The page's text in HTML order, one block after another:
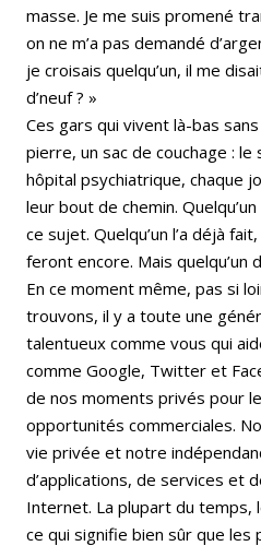
masse. Je me suis promené
on ne m’a pas demandé
je croisais quelqu’un, il me
d’neuf ? »
Ces gars qui vivent là-bas
pierre, un sac de couchage : le
hôpital psychiatrique, chaque
leur bout de chemin.
ce sujet. Quelqu’un l’a déjà
feront encore. Mais quelqu’un
En ce moment même, pas si
trouvons, il y a toute une
talentueux comme vous qui
comme Google, Twitter et
de nos moments privés pour
opportunités commerciales.
vie privée et notre
d’applications, de services et
Internet. La plupart du temps,
ce qui signifie bien sûr que les